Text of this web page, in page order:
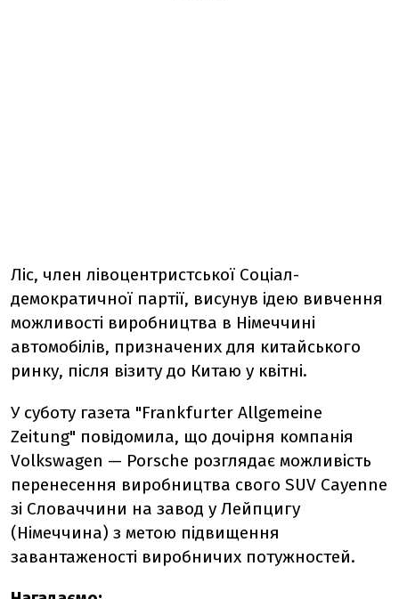
Ліс, член лівоцентристської Соціал-
демократичної партії, висунув ідею вивчення
можливості виробництва в Німеччині
автомобілів, призначених для китайського
ринку, після візиту до Китаю у квітні.
У суботу газета "Frankfurter Allgemeine
Zeitung" повідомила, що дочірня компанія
Volkswagen — Porsche розглядає можливість
перенесення виробництва свого SUV Cayenne
зі Словаччини на завод у Лейпцигу
(Німеччина) з метою підвищення
завантаженості виробничих потужностей.